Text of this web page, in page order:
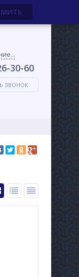
30-60
ЗВОНОК